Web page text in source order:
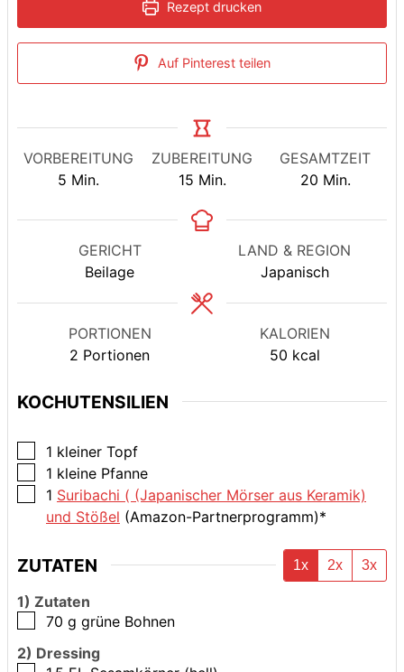
Rezept drucken
Auf Pinterest teilen
VORBEREITUNG
5 Minuten
Min.
ZUBEREITUNG
15Minuten
Min.
GESAMTZEIT
20Minuten
Min.
GERICHT
Beilage
LAND & REGION
Japanisch
PORTIONEN
2 Portionen
KALORIEN
50 kcal
KOCHUTENSILIEN
▢
1 kleiner Topf
▢
1 kleine Pfanne
▢
1 Suribachi ( (Japanischer Mörser aus Keramik)
und Stößel (Amazon-Partnerprogramm)*
ZUTATEN 1x 2x 3x
1) Zutaten
▢
70 g grüne Bohnen
2) Dressing